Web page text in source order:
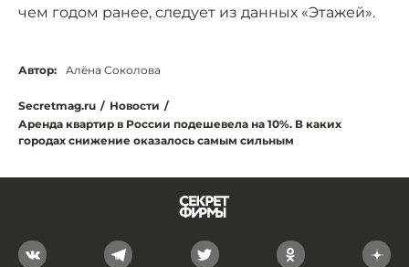
чем годом ранее, следует из данных «Этажей».
Автор: Алёна Соколова
Secretmag.ru / Новости /
Аренда квартир в России подешевела на 10%. В каких
городах снижение оказалось самым сильным